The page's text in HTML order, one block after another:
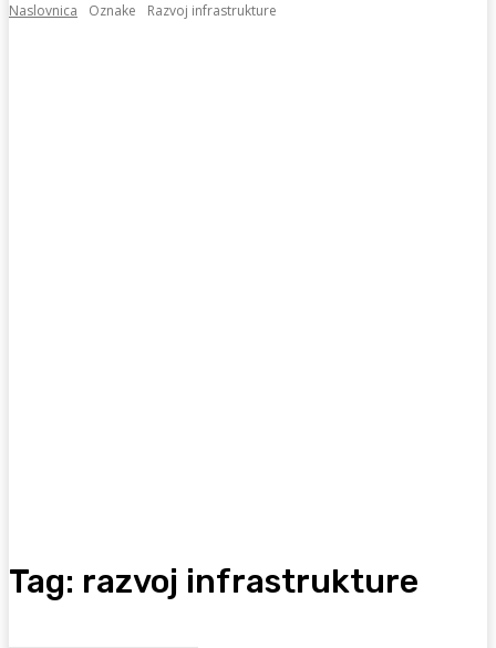
Naslovnica Oznake Razvoj infrastrukture
Tag: razvoj infrastrukture